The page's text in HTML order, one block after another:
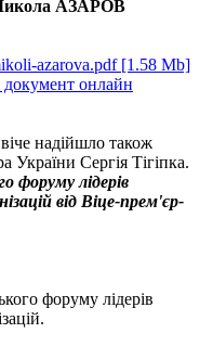
АЗАРОВ
azarova.pdf [1.58 Mb]
надійшло також
України Сергія Тігіпка.
форуму лідерів
від Віце-прем'єр-
форуму лідерів